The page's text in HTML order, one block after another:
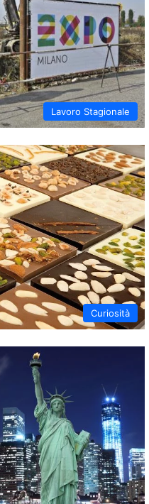
Lavoro Stagionale
Curiosità